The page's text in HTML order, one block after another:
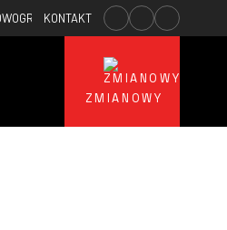
– SPŁONĄŁ KOLEJNY
KONTAKT
ZMIANOWY